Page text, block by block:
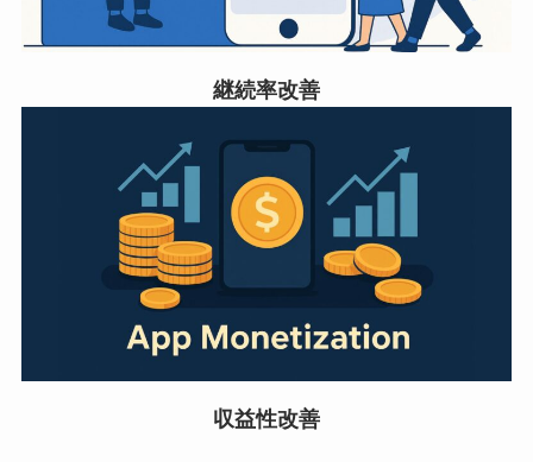
継続率改善
収益性改善